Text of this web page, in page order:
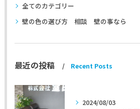
全てのカテゴリー
壁の色の選び方 相談 壁の事なら
最近の投稿 Recent Posts
2024/08/03